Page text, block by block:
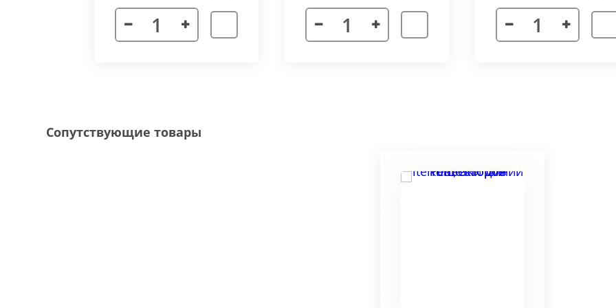
Декоративная рамка выполнена из алюминия. Придает прибору завершенности и помогает
напольного покрытия и короба конвектора, а также увеличивает жесткость короба.
соединения 70 градусов.
большей длины, конвектор собирается из отдельных сегментов.
Сопутствующие товары